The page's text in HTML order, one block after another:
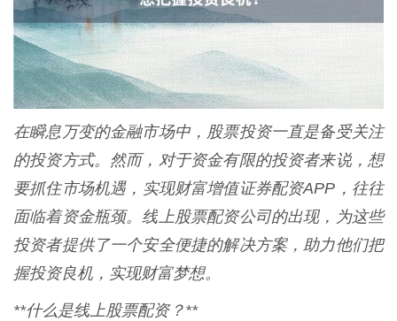
在瞬息万变的金融市场中，股票投资一直是备受关注
的投资方式。然而，对于资金有限的投资者来说，想
要抓住市场机遇，实现财富增值证券配资APP，往往
面临着资金瓶颈。线上股票配资公司的出现，为这些
投资者提供了一个安全便捷的解决方案，助力他们把
握投资良机，实现财富梦想。
**什么是线上股票配资？**